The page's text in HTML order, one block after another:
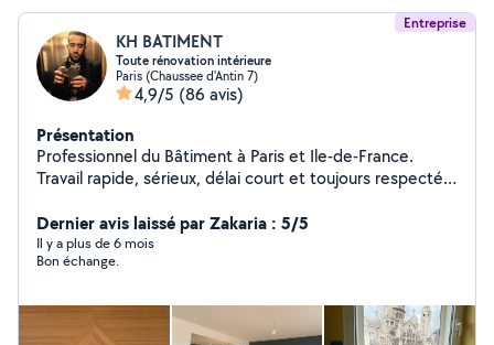
Entreprise
KH BATIMENT
Toute rénovation intérieure
Paris (Chaussee d'Antin 7)
4,9/5 (86 avis)
Présentation
Professionnel du Bâtiment à Paris et Ile-de-France.
Travail rapide, sérieux, délai court et toujours respecté.
démolition de cloison, reconstruction, rénovation
complète (haussmanien ou récent), travaux
d'éléctricité, plomberie. + de 200 chantiers réalisés ces
(1ère estimation possible à partir d'une simple vidéo via
sms ou whatsapp).
Dernier avis laissé par Zakaria : 5/5
Il y a plus de 6 mois
Bon échange.